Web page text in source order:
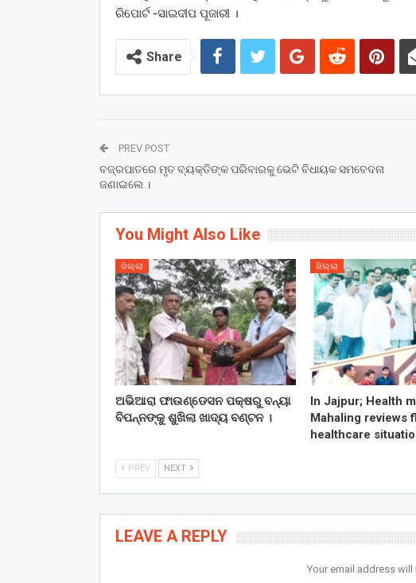
ରିପୋର୍ଟ -ସାଇଦୀପ ପୂଜାରୀ ।
Share
PREV POST
ବଜ୍ରପାତରେ ମୃତ ବ୍ୟକ୍ତିଙ୍କ ପରିବାରକୁ ଭେଟି ବିଧାୟକ ସମବେଦନା
ଜଣାଇଲେ ।
You Might Also Like
ଜିଲ୍ଲା
ଅଭିଆରା ଫାଉଣ୍ଡେସନ ପକ୍ଷରୁ ବନ୍ୟା
ବିପନ୍ନଙ୍କୁ ଶୁଖିଲା ଖାଦ୍ୟ ବଣ୍ଟନ ।
ଜିଲ୍ଲା
In Jajpur; Health
Mahaling reviews
healthcare
PREV NEXT
LEAVE A REPLY
Your email address